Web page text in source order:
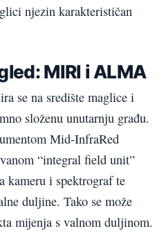
njezin karakterističan
MIRI i ALMA
se na središte maglice i
složenu unutarnju građu.
Mid-InfraRed
“integral field unit”
kameru i spektrograf te
duljine. Tako se može
mijenja s valnom duljinom.